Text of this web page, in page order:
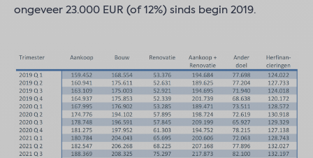
ongeveer 23.000 EUR (of 12%) sinds begin 2019.